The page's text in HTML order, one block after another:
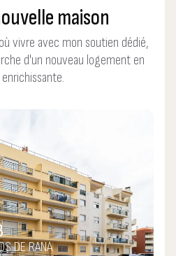
maison
vivre avec mon soutien dédié,
d'un nouveau logement en
DE RANA